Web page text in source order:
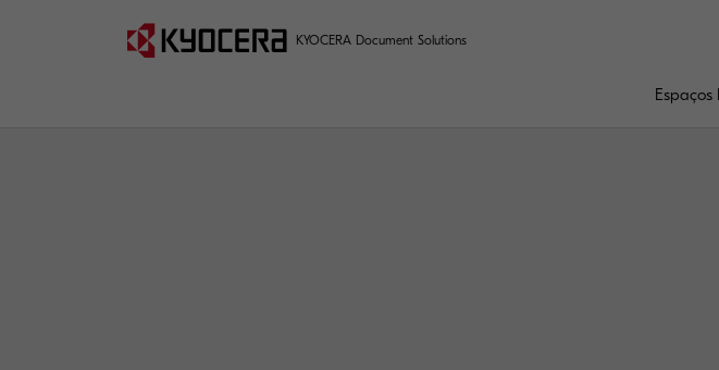
KYOCERA Document Solutions
Espaços